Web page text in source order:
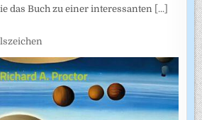
das Buch zu einer interessanten [...]